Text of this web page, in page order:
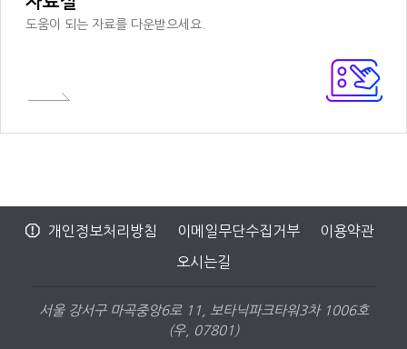
도움이 되는 자료를 다운받으세요.
개인정보처리방침 이메일무단수집거부 이용약관
오시는길
서울 강서구 마곡중앙6로 11, 보타닉파크타워3차 1006호
(우, 07801)